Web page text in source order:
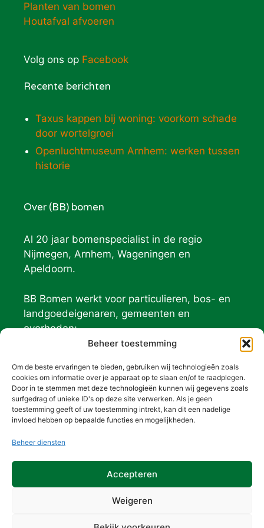
Beheer toestemming
Om de beste ervaringen te bieden, gebruiken wij technologieën zoals
cookies om informatie over je apparaat op te slaan en/of te raadplegen.
Door in te stemmen met deze technologieën kunnen wij gegevens zoals
surfgedrag of unieke ID's op deze site verwerken. Als je geen
toestemming geeft of uw toestemming intrekt, kan dit een nadelige
invloed hebben op bepaalde functies en mogelijkheden.
Beheer diensten
Accepteren
Weigeren
Planten van bomen
Houtafval afvoeren
Volg ons op Facebook
Recente berichten
Taxus kappen bij woning: voorkom schade
door wortelgroei
Openluchtmuseum Arnhem: werken tussen
historie
Over (BB) bomen
Al 20 jaar bomenspecialist in de regio
Nijmegen, Arnhem, Wageningen en
Apeldoorn.
BB Bomen werkt voor particulieren, bos- en
landgoedeigenaren, gemeenten en
overheden:
Geldersch Landschap
De Hoge Veluwe
Contact (BB) bomen
026-3010012
info@bbbomen.nl
Privacy- en cookieverklaring